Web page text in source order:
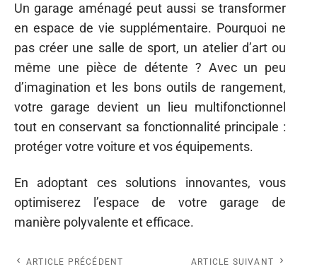
Un garage aménagé peut aussi se transformer
en espace de vie supplémentaire. Pourquoi ne
pas créer une salle de sport, un atelier d’art ou
même une pièce de détente ? Avec un peu
d’imagination et les bons outils de rangement,
votre garage devient un lieu multifonctionnel
tout en conservant sa fonctionnalité principale :
protéger votre voiture et vos équipements.
En adoptant ces solutions innovantes, vous
optimiserez l’espace de votre garage de
manière polyvalente et efficace.
ARTICLE PRÉCÉDENT ARTICLE SUIVANT